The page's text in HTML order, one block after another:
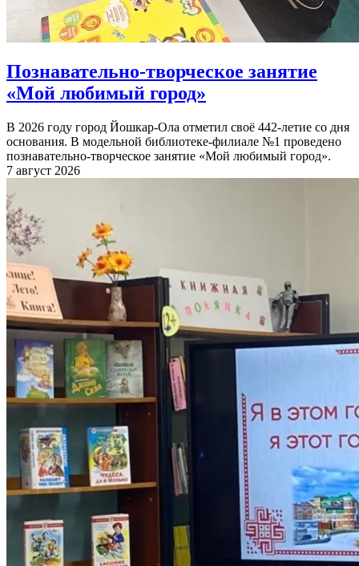
Познавательно-творческое занятие
«Мой любимый город»
В 2026 году город Йошкар-Ола отметил своё 442-летие со дня
основания. В модельной библиотеке-филиале №1 проведено
познавательно-творческое занятие «Мой любимый город».
7 август 2026